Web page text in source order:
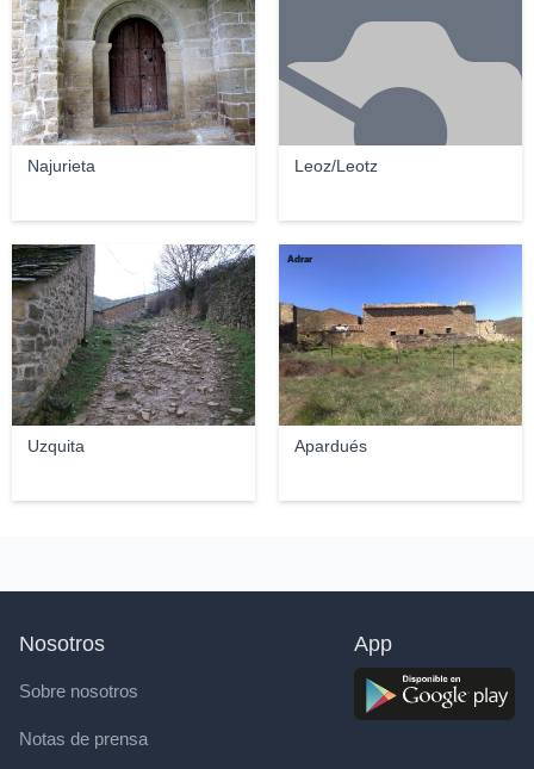
Najurieta Leoz/Leotz
Uzquita
barbut
Apardués
Adrar
Nosotros
Sobre nosotros
Notas de prensa
App